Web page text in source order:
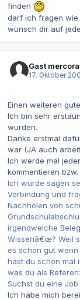
finden
darf ich fragen wie
wünsch dir auf
Gast mercora
17. Oktober
Einen weiteren
Ich bin sehr
wurden.
Danke erstmal
war (JA auch
Ich werde mal
kommentieren
Ich würde sagen
Verbindung und
Nachholen von
irgendwelche
Wissenâ€œ? Weil
es schon gut
hast du schon mal
was du als
Suchst du eine
Ich habe mich